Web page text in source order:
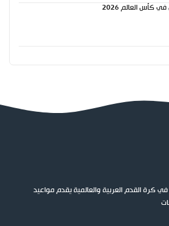
موعد مباراة فرنسا والسنغال في كأس العالم 2026
القدم العربية والعالمية يقدم مواعيد